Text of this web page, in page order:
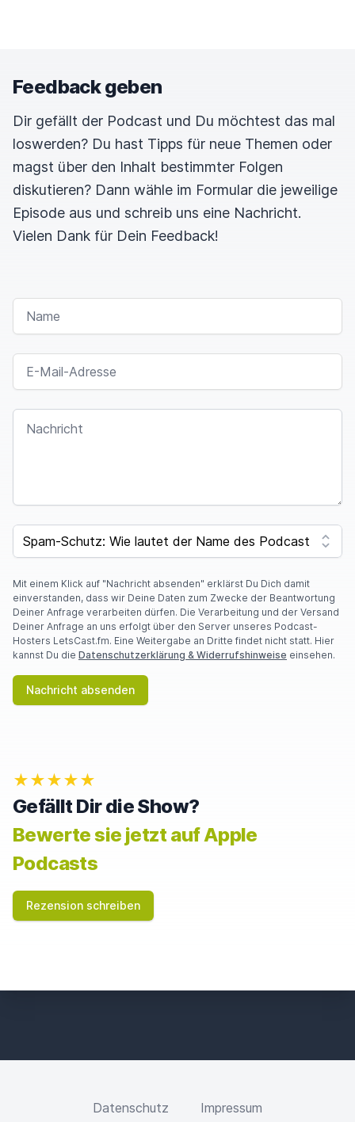
Feedback geben
Dir gefällt der Podcast und Du möchtest das mal
loswerden? Du hast Tipps für neue Themen oder
magst über den Inhalt bestimmter Folgen
diskutieren? Dann wähle im Formular die jeweilige
Episode aus und schreib uns eine Nachricht.
Vielen Dank für Dein Feedback!
NAME
E-MAIL-ADRESSE
NACHRICHT
SPAM CAPTCHA
Mit einem Klick auf "Nachricht absenden" erklärst Du Dich damit
einverstanden, dass wir Deine Daten zum Zwecke der Beantwortung
Deiner Anfrage verarbeiten dürfen. Die Verarbeitung und der Versand
Deiner Anfrage an uns erfolgt über den Server unseres Podcast-
Hosters LetsCast.fm. Eine Weitergabe an Dritte findet nicht statt. Hier
kannst Du die Datenschutzerklärung & Widerrufshinweise einsehen.
Nachricht absenden
★★★★★
Gefällt Dir die Show?
Bewerte sie jetzt auf Apple
Podcasts
Rezension schreiben
Datenschutz Impressum